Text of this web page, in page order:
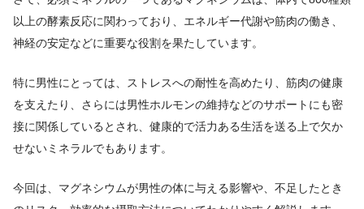
以上の酵素反応に関わっており、エネルギー代謝や筋肉の働き、
神経の安定などに重要な役割を果たしています。
特に男性にとっては、ストレスへの耐性を高めたり、筋肉の健康
を支えたり、さらには男性ホルモンの維持などのサポートにも密
接に関係しているとされ、健康的で活力ある生活を送る上で欠か
せないミネラルでもあります。
今回は、マグネシウムが男性の体に与える影響や、不足したとき